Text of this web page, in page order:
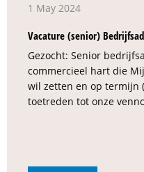
1 May 2024
Vacature (senior)
Gezocht: Senior
commercieel hart die
wil zetten en op termijn
toetreden tot onze